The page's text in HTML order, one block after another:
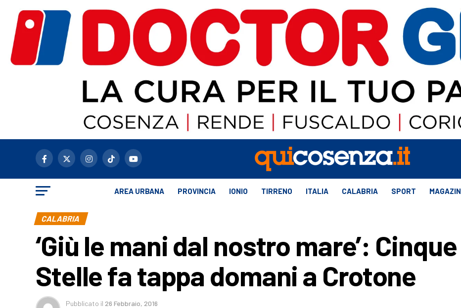
AREA URBANA PROVINCIA IONIO TIRRENO ITALIA CALABRIA SPORT
CALABRIA
‘Giù le mani dal nostro mare’: Cinque
Stelle fa tappa domani a Crotone
Pubblicato il 26 Febbraio, 2016